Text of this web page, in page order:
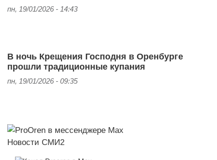
пн, 19/01/2026 - 14:43
В ночь Крещения Господня в Оренбурге
прошли традиционные купания
пн, 19/01/2026 - 09:35
Новости СМИ2